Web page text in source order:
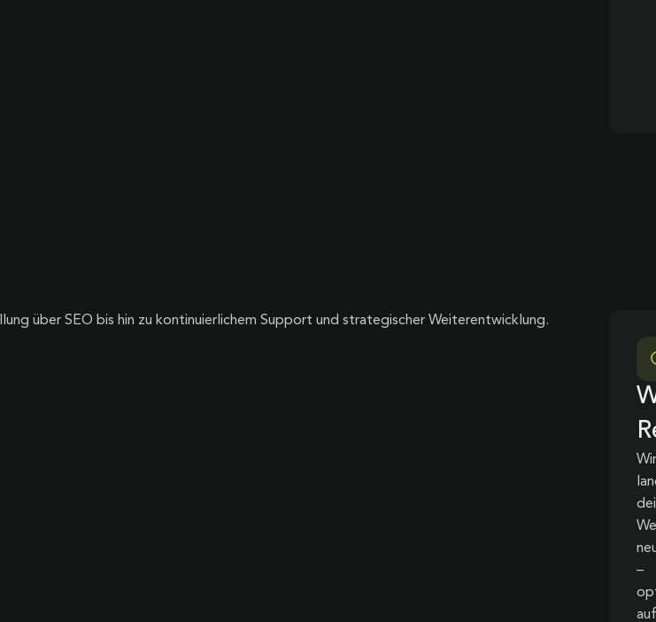
über SEO bis hin zu kontinuierlichem Support und strategischer Weiterentwicklung.
Wir
–
auf